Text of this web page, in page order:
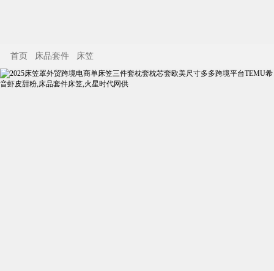
首页 床品套件 床笠